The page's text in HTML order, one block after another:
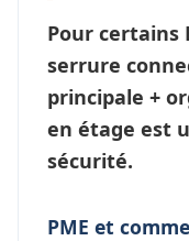
Pour certains
serrure
principale +
en étage est
sécurité.
PME et